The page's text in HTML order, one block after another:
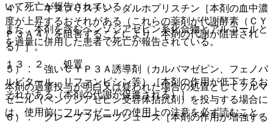
いて死亡が報告されている。
また、本剤を含むベンゾジアゼピン系化合物とアルコールと
を過量に併用した患者で死亡が報告されている。
１３．２． 処置
本剤の過量投与が明白又は疑われた場合の処置としてフルマ
ゼニル（ベンゾジアゼピン受容体拮抗剤）を投与する場合に
は、使用前にフルマゼニルの使用上の注意を必ず読むこと。
４）． キヌプリスチン、ダルホプリスチン［本剤の血中濃
度が上昇するおそれがある（これらの薬剤が代謝酵素（ＣＹ
Ｐ３Ａ４）を阻害することにより、本剤の代謝が阻害され
る）］。
５）． 強いＣＹＰ３Ａ誘導剤（カルバマゼピン、フェノバ
ルビタール、リファンピシン等）［本剤の作用が低下するお
それがある（本剤の代謝が促進される）］。
６）． グレープフルーツジュース［本剤の作用が増強する